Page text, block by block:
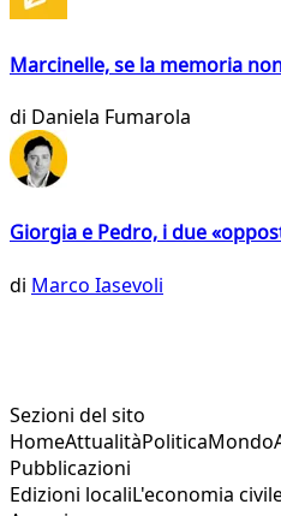
Marcinelle, se la memoria
di Daniela Fumarola
Giorgia e Pedro, i due
di Marco Iasevoli
Sezioni del sito
HomeAttualitàPoliticaMondo
Pubblicazioni
Edizioni localiL'economia